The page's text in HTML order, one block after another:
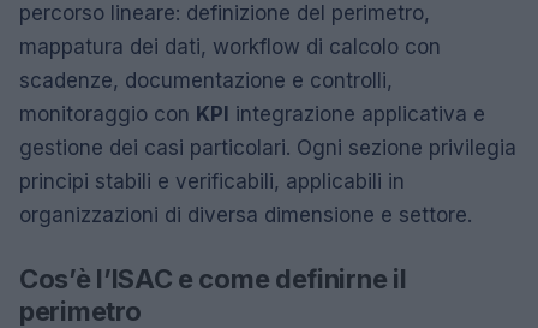
percorso lineare: definizione del perimetro,
mappatura dei dati, workflow di calcolo con
scadenze, documentazione e controlli,
monitoraggio con KPI integrazione applicativa e
gestione dei casi particolari. Ogni sezione privilegia
principi stabili e verificabili, applicabili in
organizzazioni di diversa dimensione e settore.
Cos’è l’ISAC e come definirne il
perimetro